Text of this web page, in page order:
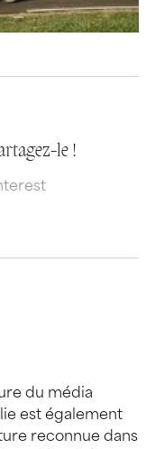
le !
du média
est également
reconnue dans